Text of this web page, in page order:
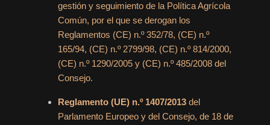
gestión y seguimiento de la Política Agrícola
Común, por el que se derogan los
Reglamentos (CE) n.º 352/78, (CE) n.º
165/94, (CE) n.º 2799/98, (CE) n.º 814/2000,
(CE) n.º 1290/2005 y (CE) n.º 485/2008 del
Consejo.
Reglamento (UE) n.º 1407/2013 del
Parlamento Europeo y del Consejo, de 18 de